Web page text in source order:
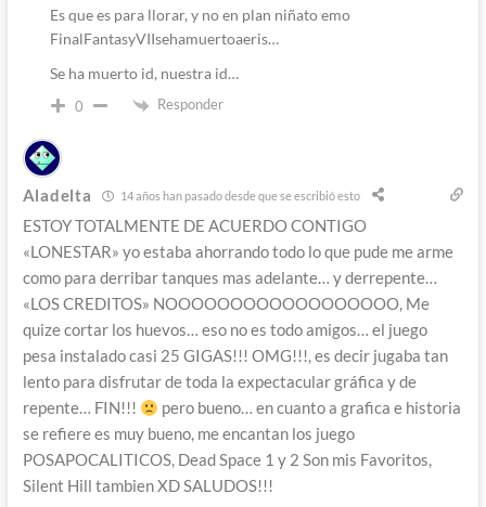
Es que es para llorar, y no en plan niñato emo
FinalFantasyVIIsehamuertoaeris…
Se ha muerto id, nuestra id…
0 Responder
Aladelta 14 años han pasado desde que se escribió esto
ESTOY TOTALMENTE DE ACUERDO CONTIGO
«LONESTAR» yo estaba ahorrando todo lo que pude me arme
como para derribar tanques mas adelante… y derrepente…
«LOS CREDITOS» NOOOOOOOOOOOOOOOOOO, Me
quize cortar los huevos… eso no es todo amigos… el juego
pesa instalado casi 25 GIGAS!!! OMG!!!, es decir jugaba tan
lento para disfrutar de toda la expectacular gráfica y de
repente… FIN!!!
pero bueno… en cuanto a grafica e historia
se refiere es muy bueno, me encantan los juego
POSAPOCALITICOS, Dead Space 1 y 2 Son mis Favoritos,
Silent Hill tambien XD SALUDOS!!!